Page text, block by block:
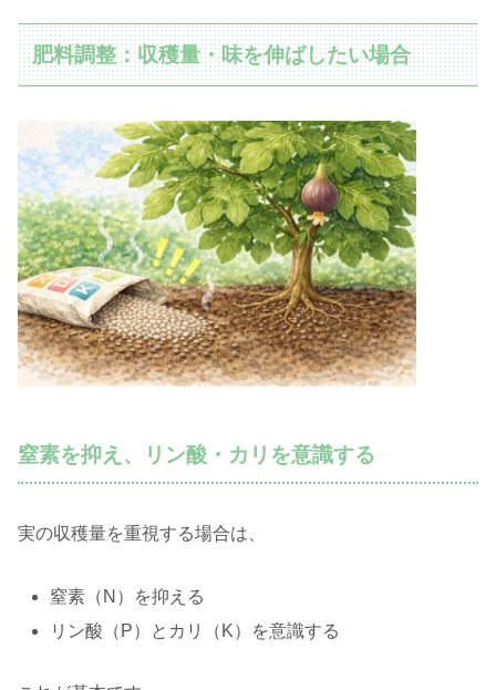
肥料調整：収穫量・味を伸ばしたい場合
窒素を抑え、リン酸・カリを意識する
実の収穫量を重視する場合は、
窒素（N）を抑える
リン酸（P）とカリ（K）を意識する